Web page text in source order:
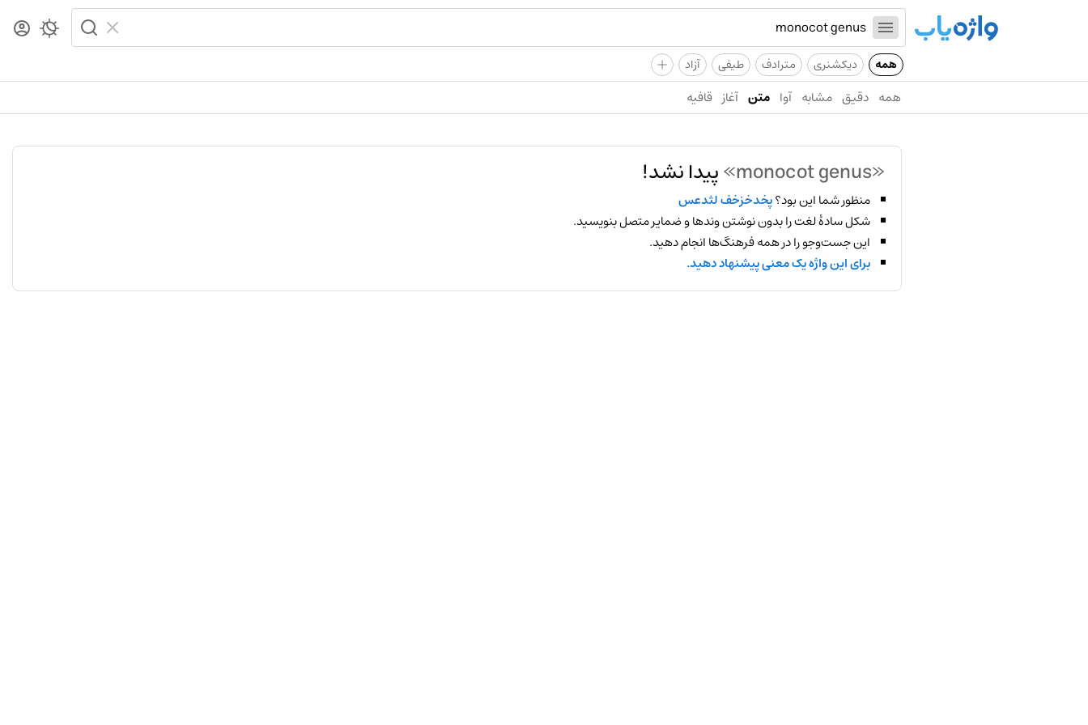
همه دیکشنری مترادف طیفی آزاد +
همه دقیق مشابه آوا متن آغاز قافیه
«monocot genus» پیدا نشد!
منظور شما این بود؟پخدخزخف لثدعس
شکل سادهٔ لغت را بدون نوشتن وندها و ضمایر متصل بنویسید.
این جست‌وجو را در همه فرهنگ‌ها انجام دهید.
برای این واژه یک معنی پیشنهاد دهید.